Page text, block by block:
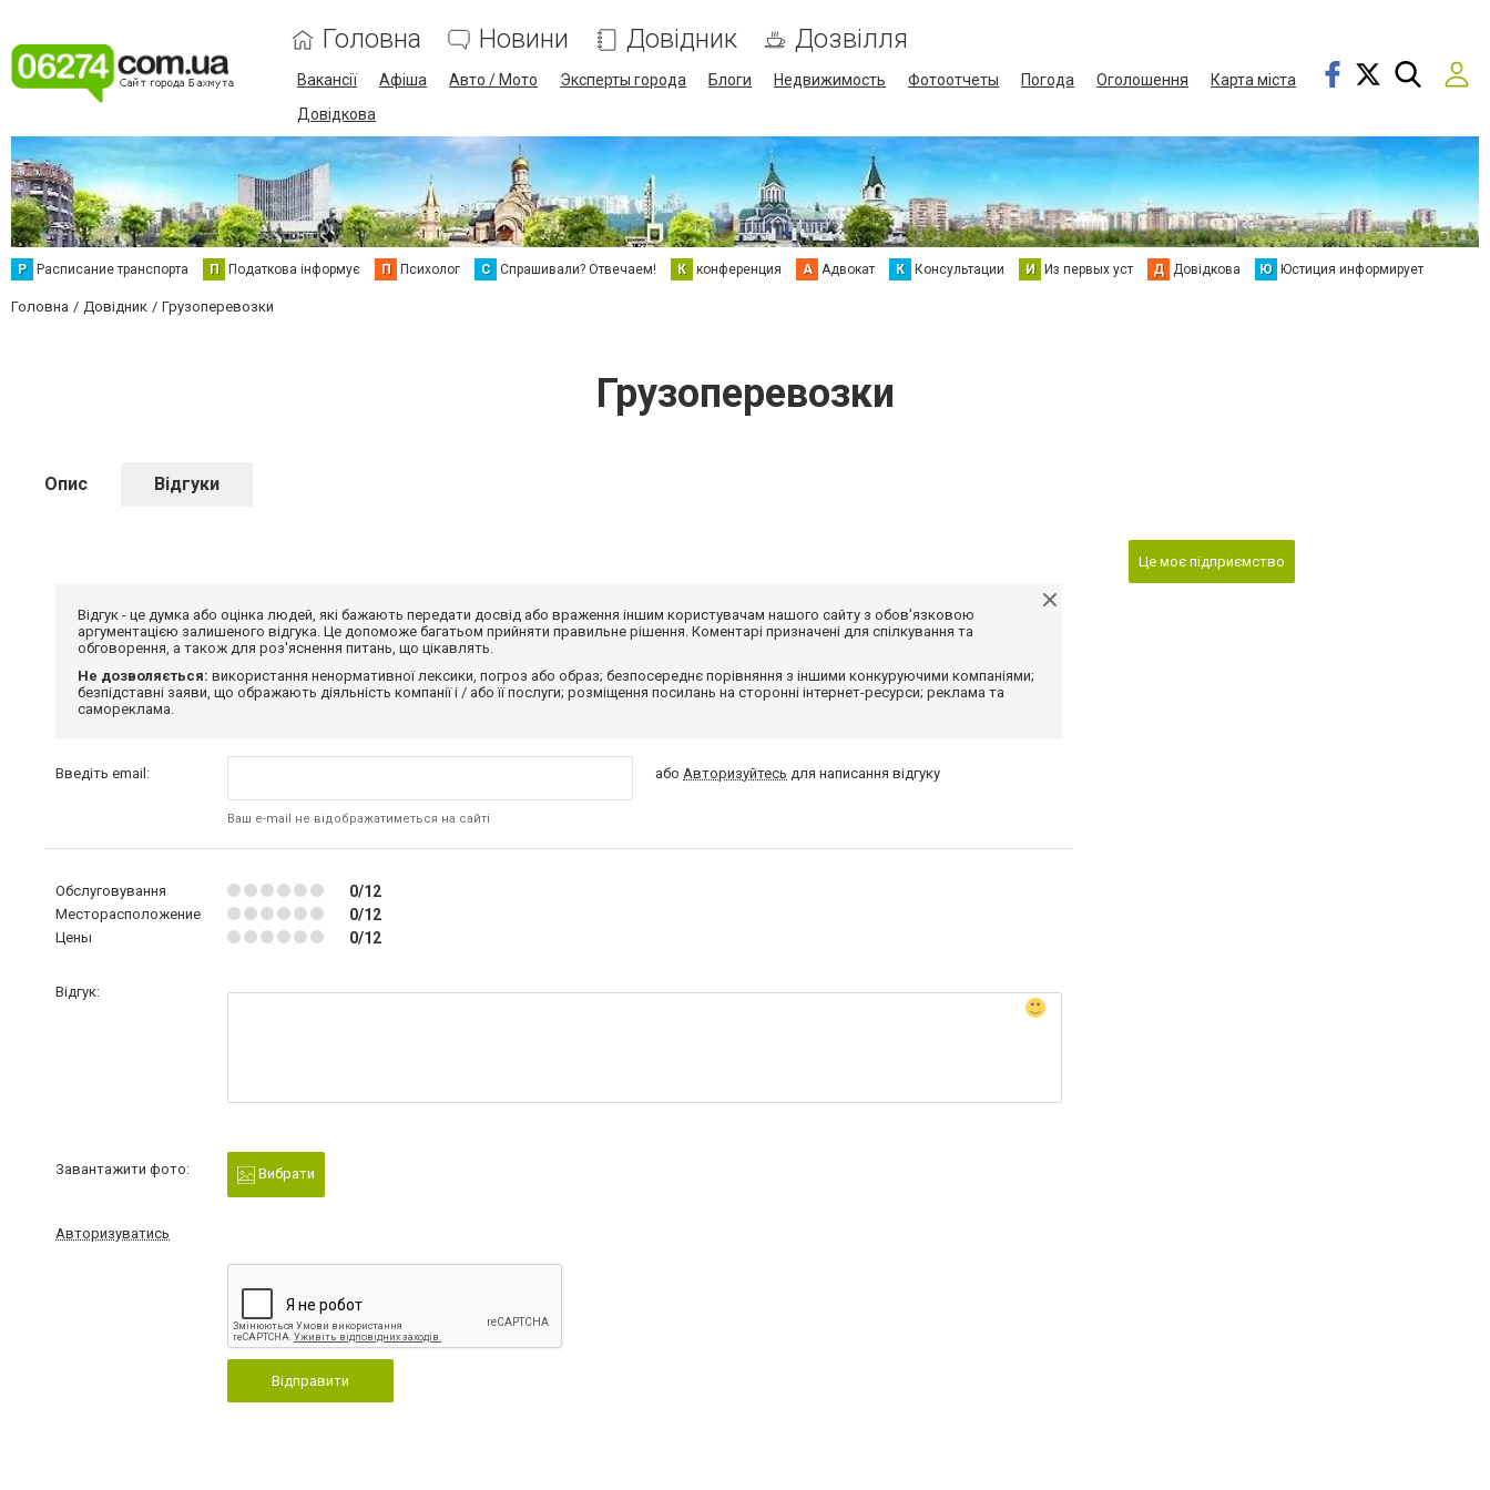
Головна Новини Довідник Дозвілля
Вакансії Афіша Авто / Мото Эксперты города Блоги Недвижимость Фотоотчеты Погода Оголошення
Карта міста
Довідкова
Р Расписание транспорта П Податкова інформує П Психолог С Спрашивали? Отвечаем! К конференция А Адвокат К Консультации И Из первых уст Д Довідкова Ю Юстиция информирует
Головна Довідник Грузоперевозки
Грузоперевозки
Опис Відгуки
Відгук - це думка або оцінка людей, які бажають передати досвід або враження іншим користувачам нашого сайту з обов'язковою
аргументацією залишеного відгука. Це допоможе багатьом прийняти правильне рішення. Коментарі призначені для спілкування та
обговорення, а також для роз'яснення питань, що цікавлять.
Не дозволяється: використання ненормативної лексики, погроз або образ; безпосереднє порівняння з іншими конкуруючими компаніями;
безпідставні заяви, що ображають діяльність компанії і / або її послуги; розміщення посилань на сторонні інтернет-ресурси; реклама та
самореклама.
Введіть email:
Ваш e-mail не відображатиметься на сайті
абоАвторизуйтесь для написання відгуку
Обслуговування 0/12
Месторасположение 0/12
Цены 0/12
Відгук:
Завантажити фото: Вибрати
Авторизуватись
Відправити
Це моє підприємство